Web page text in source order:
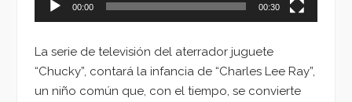
00:00 00:30
La serie de televisión del aterrador juguete
“Chucky”, contará la infancia de “Charles Lee Ray”,
un niño común que, con el tiempo, se convierte